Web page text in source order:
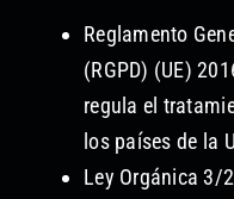
Reglamento
(RGPD) (UE)
regula el
los países de la
Ley Orgánica 3/